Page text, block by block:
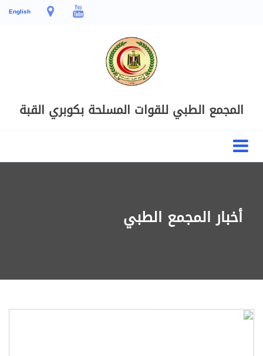
English
المجمع الطبي للقوات المسلحة بكوبري القبة
أخبار المجمع الطبي